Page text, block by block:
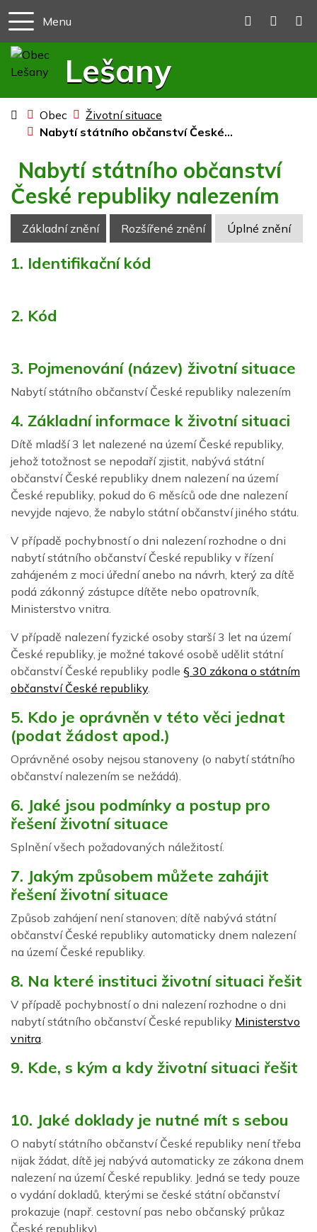
Menu
+420 582
Lešany
Úvodní stránka
Obec
Životní situace
Nabytí státního občanství České...
Nabytí státního občanství
České republiky nalezením
Základní znění Rozšířené znění Úplné znění
1. Identifikační kód
2. Kód
3. Pojmenování (název) životní situace
Nabytí státního občanství České republiky nalezením
4. Základní informace k životní situaci
Dítě mladší 3 let nalezené na území České republiky,
jehož totožnost se nepodaří zjistit, nabývá státní
občanství České republiky dnem nalezení na území
České republiky, pokud do 6 měsíců ode dne nalezení
nevyjde najevo, že nabylo státní občanství jiného státu.
V případě pochybností o dni nalezení rozhodne o dni
nabytí státního občanství České republiky v řízení
zahájeném z moci úřední anebo na návrh, který za dítě
podá zákonný zástupce dítěte nebo opatrovník,
Ministerstvo vnitra.
V případě nalezení fyzické osoby starší 3 let na území
České republiky, je možné takové osobě udělit státní
občanství České republiky podle § 30 zákona o státním
občanství České republiky.
5. Kdo je oprávněn v této věci jednat
(podat žádost apod.)
Oprávněné osoby nejsou stanoveny (o nabytí státního
občanství nalezením se nežádá).
6. Jaké jsou podmínky a postup pro
řešení životní situace
Splnění všech požadovaných náležitostí.
7. Jakým způsobem můžete zahájit
řešení životní situace
Způsob zahájení není stanoven; dítě nabývá státní
občanství České republiky automaticky dnem nalezení
na území České republiky.
8. Na které instituci životní situaci řešit
V případě pochybností o dni nalezení rozhodne o dni
nabytí státního občanství České republiky Ministerstvo
vnitra.
9. Kde, s kým a kdy životní situaci řešit
10. Jaké doklady je nutné mít s sebou
O nabytí státního občanství České republiky není třeba
nijak žádat, dítě jej nabývá automaticky ze zákona dnem
nalezení na území České republiky. Jedná se tedy pouze
o vydání dokladů, kterými se české státní občanství
prokazuje (např. cestovní pas nebo občanský průkaz
České republiky).